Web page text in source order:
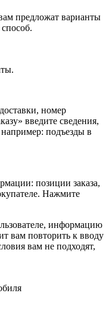
предложат варианты
номер
введите сведения,
например: подъезды в
позиции заказа,
Нажмите
информацию
вам повторить к вводу
вам не подходят,